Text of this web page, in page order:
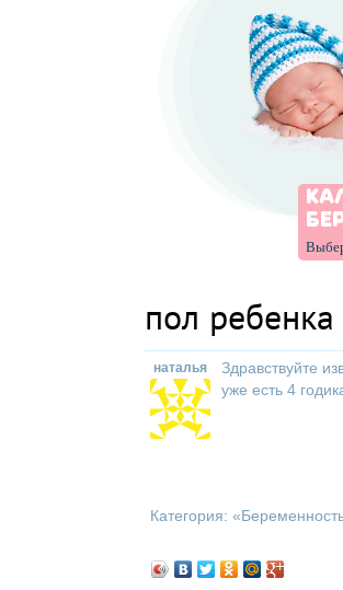
пол ребенка
наталья
Здравствуйте
уже есть 4
Категория: «